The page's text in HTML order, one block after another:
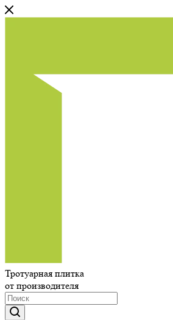
Тротуарная плитка
от производителя